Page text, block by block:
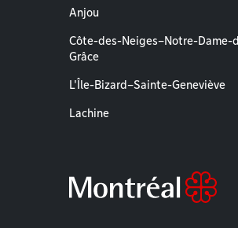
Anjou
Côte-des-Neiges–Notre-Dame-
Grâce
L'Île-Bizard–Sainte-Geneviève
Lachine